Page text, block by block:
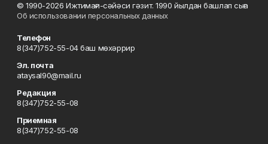
© 1990-2026 Ижтимағи-сәйәси гәзит. 1990 йылдан башлап сыға
Об использовании персональных данных
Телефон
8(347)752-55-04 баш мөхәррир
Эл. почта
ataysal90@mail.ru
Редакция
8(347)752-55-08
Приемная
8(347)752-55-08